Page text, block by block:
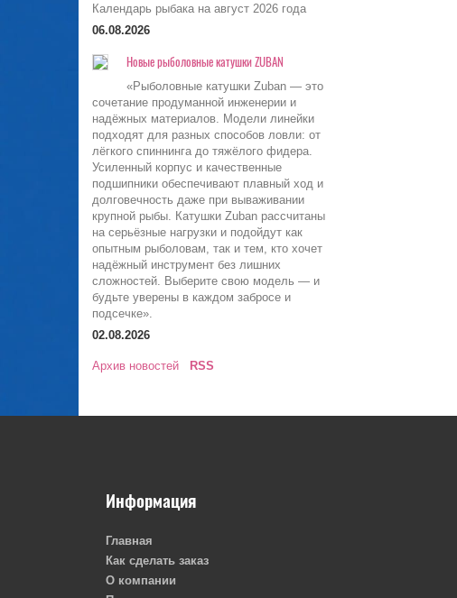
Календарь рыбака на август 2026 года
06.08.2026
Новые рыболовные катушки ZUBAN
«Рыболовные катушки Zuban — это
сочетание продуманной инженерии и
надёжных материалов. Модели линейки
подходят для разных способов ловли: от
лёгкого спиннинга до тяжёлого фидера.
Усиленный корпус и качественные
подшипники обеспечивают плавный ход и
долговечность даже при вываживании
крупной рыбы. Катушки Zuban рассчитаны
на серьёзные нагрузки и подойдут как
опытным рыболовам, так и тем, кто хочет
надёжный инструмент без лишних
сложностей. Выберите свою модель — и
будьте уверены в каждом забросе и
подсечке».
02.08.2026
Архив новостей RSS
Информация
Главная
Как сделать заказ
О компании